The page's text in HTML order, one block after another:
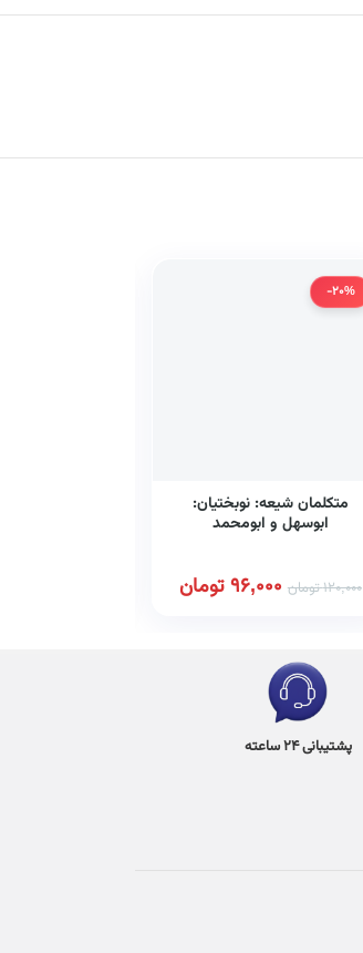
-20%
متکلمان شیعه: نوبختیان:
ابوسهل و ابومحمد
120,000تومان 96,000تومان
پشتیبانی 24 ساعته